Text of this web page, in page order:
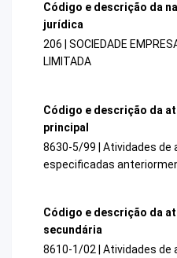
Código e descrição da
jurídica
206 | SOCIEDADE
LIMITADA
Código e descrição da
principal
8630-5/99 | Atividades de
especificadas
Código e descrição da
secundária
8610-1/02 | Atividades